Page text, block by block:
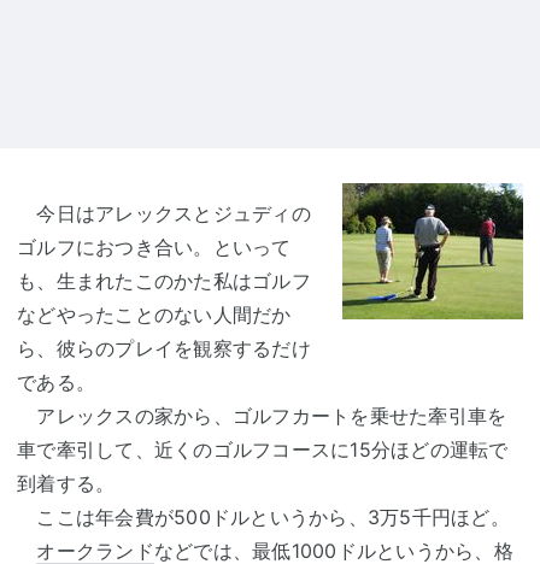
今日はアレックスとジュディの
ゴルフにおつき合い。といって
も、生まれたこのかた私はゴルフ
などやったことのない人間だか
ら、彼らのプレイを観察するだけ
である。
アレックスの家から、ゴルフカートを乗せた牽引車を
車で牽引して、近くのゴルフコースに15分ほどの運転で
到着する。
ここは年会費が500ドルというから、3万5千円ほど。
オークランドなどでは、最低1000ドルというから、格